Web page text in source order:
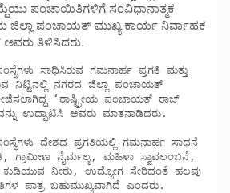
ಪಂಚಾಯಿತಿಗಳಿಗೆ ಸಂವಿಧಾನಾತ್ಮಕ
ಜಿಲ್ಲಾ ಪಂಚಾಯತ್ ಮುಖ್ಯ ಕಾರ್ಯ ನಿರ್ವಾಹಕ
ತಿಳಿಸಿದರು.
ನಿಟ್ಟಿನಲ್ಲಿ ನಗರದ ಜಿಲ್ಲಾ ಪಂಚಾಯತ್
‘ರಾಷ್ಟ್ರೀಯ ಪಂಚಾಯತ್ ರಾಜ್
ಉದ್ಘಾಟಿಸಿ ಅವರು ಮಾತನಾಡಿದರು.
ಗ್ರಾಮೀಣ ನೈರ್ಮಲ್ಯ, ಮಹಿಳಾ ಸ್ವಾವಲಂಬನೆ,
ನೀರು, ಉದ್ಯೋಗ ಸೇರಿದಂತೆ ಹಲವು
ಪಾತ್ರ ಬಹುಮುಖ್ಯವಾಗಿದೆ ಎಂದರು.